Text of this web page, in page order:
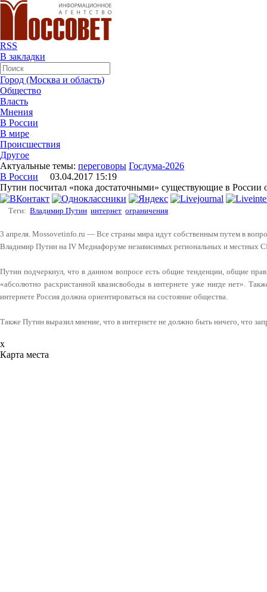
RSS
В закладки
Город (Москва и область)
Общество
Власть
Мнения
В России
В мире
Происшествия
Другое
Актуальные темы: переговоры Госдума-2026
В России 03.04.2017 15:19
Путин посчитал «пока достаточными» существующие в России
Теги: Владимир Путин интернет ограничения
3 апреля. Mossovetinfo.ru — Все страны мира идут собственным путем в
Владимир Путин на IV Медиафоруме независимых региональных и местных
Путин подчеркнул, что в данном вопросе есть общие тенденции, общие
«абсолютно расхристанной квазисвободы в интернете уже нигде нет».
интернете Россия должна ориентироваться на состояние общества.
Также Путин выразил мнение, что в интернете не должно быть ничего, что
x
Карта места